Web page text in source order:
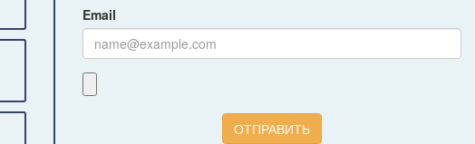
Email